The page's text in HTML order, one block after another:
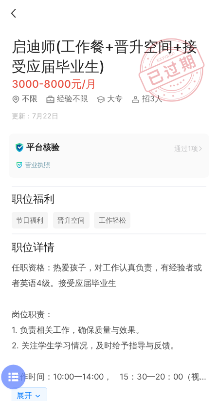
启迪师(工作餐+晋升空间+接
受应届毕业生)
3000-8000元/月
不限 经验不限 大专 招3人
更新：7月22日
平台核验 通过1项
营业执照
职位福利
节日福利 晋升空间 工作轻松
职位详情
任职资格：热爱孩子，对工作认真负责，有经验者或
者英语4级。接受应届毕业生
岗位职责：
1. 负责相关工作，确保质量与效果。
2. 关注学生学习情况，及时给予指导与反馈。
工作时间：10:00一14:00，   15：30—20：00（视
作业情况而定）
展开